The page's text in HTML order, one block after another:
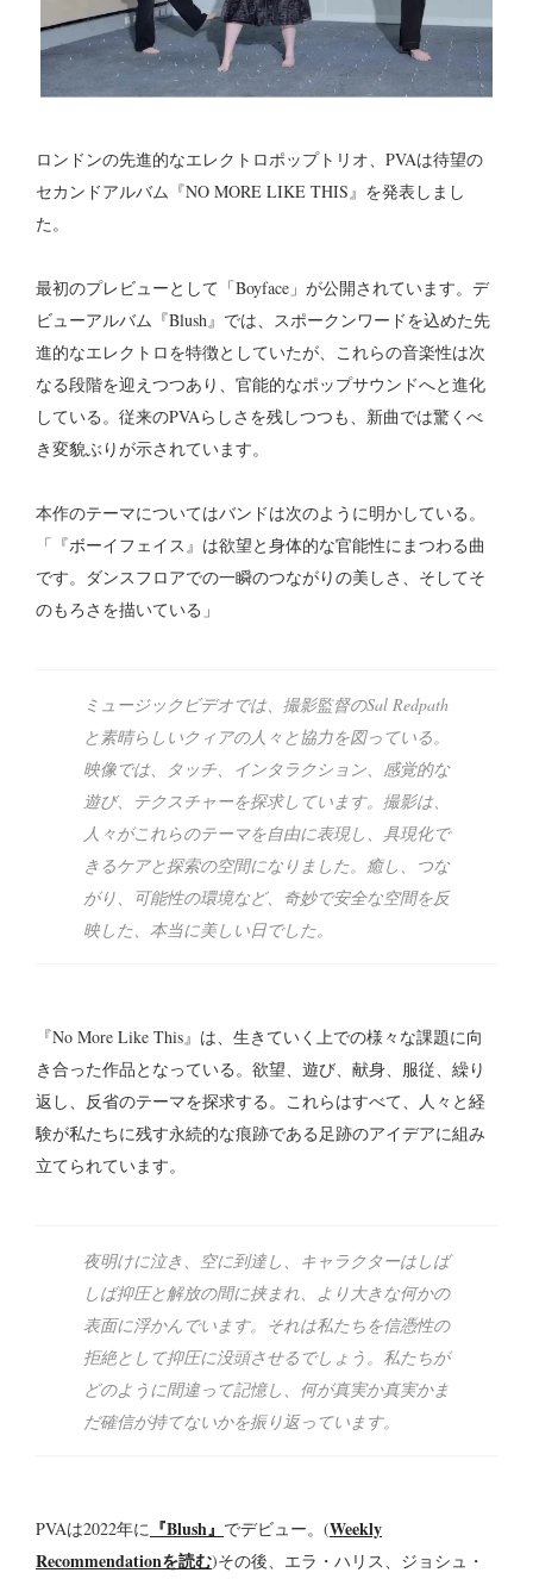
ロンドンの先進的なエレクトロポップトリオ、PVAは待望の
セカンドアルバム『NO MORE LIKE THIS』を発表しまし
た。
最初のプレビューとして「Boyface」が公開されています。デ
ビューアルバム『Blush』では、スポークンワードを込めた先
進的なエレクトロを特徴としていたが、これらの音楽性は次
なる段階を迎えつつあり、官能的なポップサウンドへと進化
している。従来のPVAらしさを残しつつも、新曲では驚くべ
き変貌ぶりが示されています。
本作のテーマについてはバンドは次のように明かしている。
「『ボーイフェイス』は欲望と身体的な官能性にまつわる曲
です。ダンスフロアでの一瞬のつながりの美しさ、そしてそ
のもろさを描いている」
ミュージックビデオでは、撮影監督のSal Redpath
と素晴らしいクィアの人々と協力を図っている。
映像では、タッチ、インタラクション、感覚的な
遊び、テクスチャーを探求しています。撮影は、
人々がこれらのテーマを自由に表現し、具現化で
きるケアと探索の空間になりました。癒し、つな
がり、可能性の環境など、奇妙で安全な空間を反
映した、本当に美しい日でした。
『No More Like This』は、生きていく上での様々な課題に向
き合った作品となっている。欲望、遊び、献身、服従、繰り
返し、反省のテーマを探求する。これらはすべて、人々と経
験が私たちに残す永続的な痕跡である足跡のアイデアに組み
立てられています。
夜明けに泣き、空に到達し、キャラクターはしば
しば抑圧と解放の間に挟まれ、より大きな何かの
表面に浮かんでいます。それは私たちを信憑性の
拒絶として抑圧に没頭させるでしょう。私たちが
どのように間違って記憶し、何が真実か真実かま
だ確信が持てないかを振り返っています。
PVAは2022年に 『Blush』 でデビュー。(Weekly
Recommendationを読む)その後、エラ・ハリス、ジョシュ・